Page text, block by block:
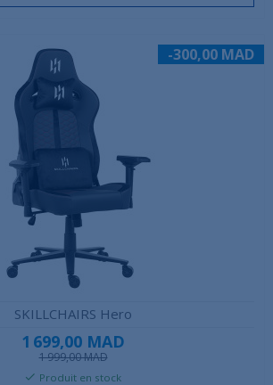
-300,00 MAD
SKILLCHAIRS Hero
1 699,00 MAD
1 999,00 MAD
Produit en stock